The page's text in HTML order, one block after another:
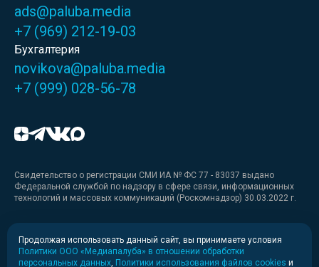
ads@paluba.media
+7 (969) 212-19-03
Бухгалтерия
novikova@paluba.media
+7 (999) 028-56-78
Свидетельство о регистрации СМИ ИА № ФС 77 - 83037 выдано
Федеральной службой по надзору в сфере связи, информационных
технологий и массовых коммуникаций (Роскомнадзор) 30.03.2022 г.
Медиакит
Медиакит для печати
Продолжая использовать данный сайт, вы принимаете условия
Политики ООО «Медиапалуба» в отношении обработки
персональных данных Политики использования файлов cookies и